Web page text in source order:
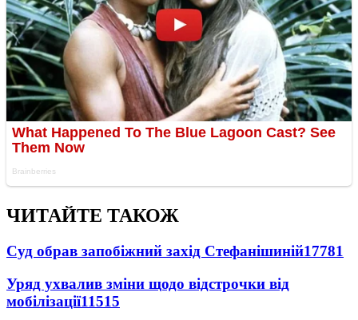
ЧИТАЙТЕ ТАКОЖ
Суд обрав запобіжний захід Стефанішиній17781
Уряд ухвалив зміни щодо відстрочки від
мобілізації11515